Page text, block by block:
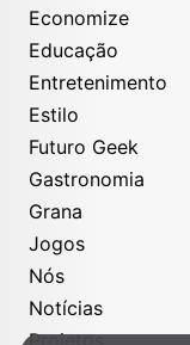
Economize
Educação
Entretenimento
Estilo
Futuro Geek
Gastronomia
Grana
Jogos
Nós
Notícias